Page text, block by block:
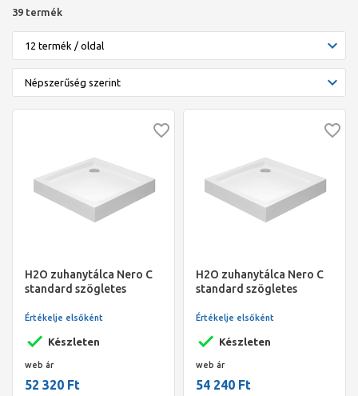
39 termék
H2O zuhanytálca Nero C
standard szögletes
szifonnal
Készleten
Értékelje elsőként
web ár
52 320 Ft
H2O zuhanytálca Nero C
standard szögletes
szifonnal
Készleten
Értékelje elsőként
web ár
54 240 Ft